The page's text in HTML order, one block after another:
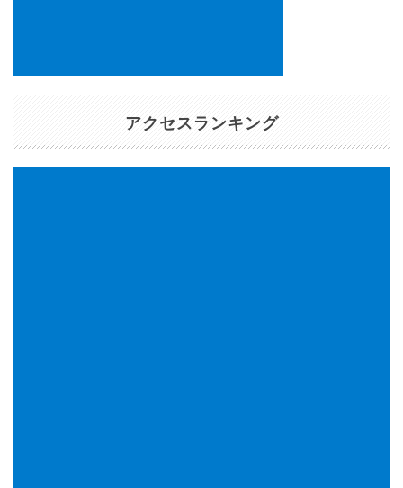
アクセスランキング